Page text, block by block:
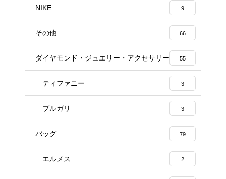
NIKE 9
その他 66
ダイヤモンド・ジュエリー・アクセサリー 55
ティファニー 3
ブルガリ 3
バッグ 79
エルメス 2